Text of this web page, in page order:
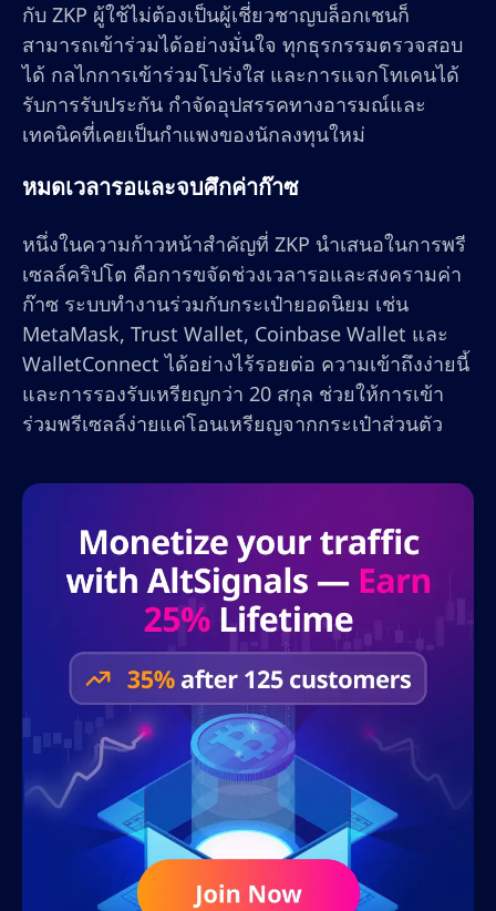
กับ ZKP ผู้ใช้ไม่ต้องเป็นผู้เชี่ยวชาญบล็อกเชนก็
สามารถเข้าร่วมได้อย่างมั่นใจ ทุกธุรกรรมตรวจสอบ
ได้ กลไกการเข้าร่วมโปร่งใส และการแจกโทเคนได้
รับการรับประกัน กำจัดอุปสรรคทางอารมณ์และ
เทคนิคที่เคยเป็นกำแพงของนักลงทุนใหม่
หมดเวลารอและจบศึกค่าก๊าซ
หนึ่งในความก้าวหน้าสำคัญที่ ZKP นำเสนอในการพรี
เซลล์คริปโต คือการขจัดช่วงเวลารอและสงครามค่า
ก๊าซ ระบบทำงานร่วมกับกระเป๋ายอดนิยม เช่น
MetaMask, Trust Wallet, Coinbase Wallet และ
WalletConnect ได้อย่างไร้รอยต่อ ความเข้าถึงง่ายนี้
และการรองรับเหรียญกว่า 20 สกุล ช่วยให้การเข้า
ร่วมพรีเซลล์ง่ายแค่โอนเหรียญจากกระเป๋าส่วนตัว